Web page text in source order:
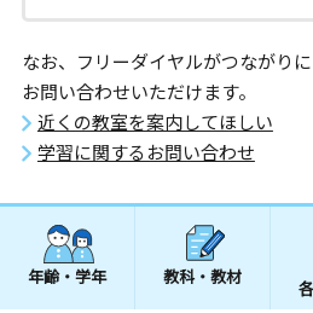
なお、フリーダイヤルがつながり
お問い合わせいただけます。
近くの教室を案内してほしい
学習に関するお問い合わせ
年齢・学年 教科・教材